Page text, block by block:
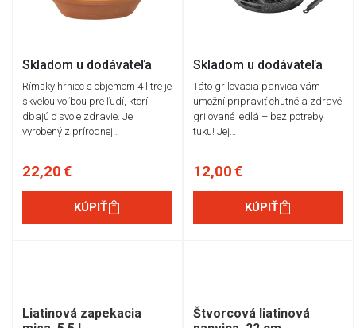
Skladom u dodávateľa
Rímsky hrniec s objemom 4 litre je
skvelou voľbou pre ľudí, ktorí
dbajú o svoje zdravie. Je
vyrobený z prírodnej…
22,20 €
KÚPIŤ
Skladom u dodávateľa
​​​​​​​Táto grilovacia panvica vám
umožní pripraviť chutné a zdravé
grilované jedlá – bez potreby
tuku! Jej…
12,00 €
KÚPIŤ
Liatinová zapekacia
Štvorcová liatinová